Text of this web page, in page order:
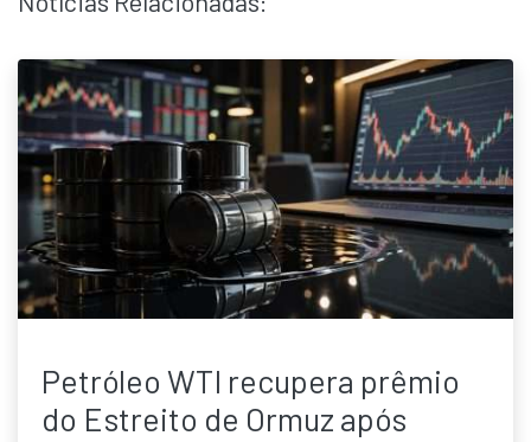
Petróleo WTI recupera prêmio
do Estreito de Ormuz após